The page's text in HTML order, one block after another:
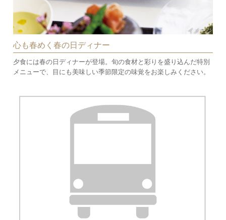
イメージ
心も春めく春の日ディナー
夕食には春の日ディナーが登場。旬の食材と彩りを盛り込んだ特別
メニューで、目にも美味しい季節限定の味覚をお楽しみください。